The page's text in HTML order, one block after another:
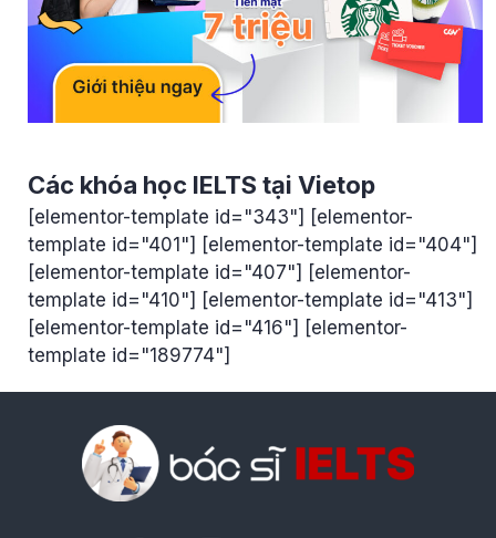
Các khóa học IELTS tại Vietop
[elementor-template id="343"] [elementor-
template id="401"] [elementor-template id="404"]
[elementor-template id="407"] [elementor-
template id="410"] [elementor-template id="413"]
[elementor-template id="416"] [elementor-
template id="189774"]